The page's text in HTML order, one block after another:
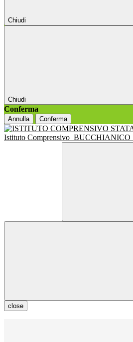
Chiudi
Chiudi
Conferma
Annulla Conferma
Istituto Comprensivo BUCCHIANICO
close